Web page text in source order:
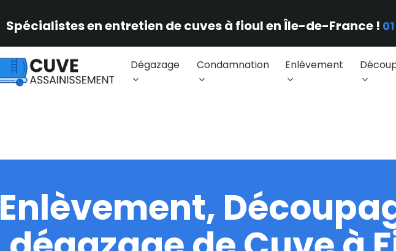
Spécialistes en entretien de cuves à fioul en Île-de-France !
Dégazage Condamnation Enlèvement
Enlèvement,